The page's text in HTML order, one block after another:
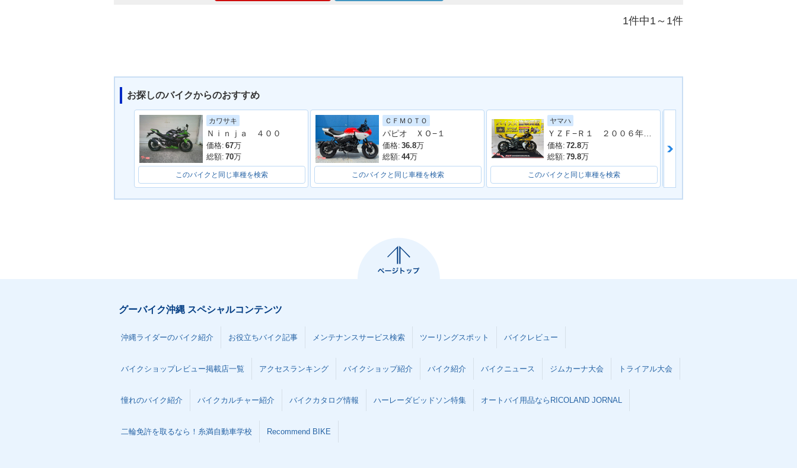
1件中1～1件
お探しのバイクからのおすすめ
カワサキ
Ｎｉｎｊａ ４００
価格: 67万
総額: 70万
このバイクと同じ車種を検索
ＣＦＭＯＴＯ
パピオ ＸＯ−１
価格: 36.8万
総額: 44万
このバイクと同じ車種を検索
ヤマハ
ＹＺＦ−Ｒ１ ２００６年モデル 逆車 ストライカーサイレンサー フェンダーレス エンジンスライダー シングルシート
価格: 72.8万
総額: 79.8万
このバイクと同じ車種を検索
グーバイク沖縄 スペシャルコンテンツ
沖縄ライダーのバイク紹介 お役立ちバイク記事 メンテナンスサービス検索 ツーリングスポット バイクレビュー
バイクショップレビュー掲載店一覧 アクセスランキング バイクショップ紹介 バイク紹介 バイクニュース ジムカーナ大会 トライアル大会
憧れのバイク紹介 バイクカルチャー紹介 バイクカタログ情報 ハーレーダビッドソン特集 オートバイ用品ならRICOLAND JORNAL
二輪免許を取るなら！糸満自動車学校 Recommend BIKE